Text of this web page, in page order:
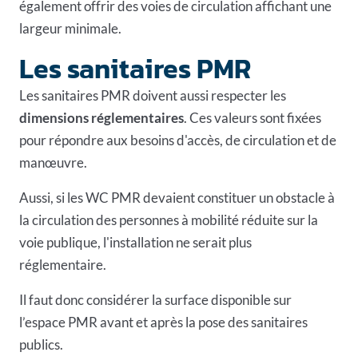
également offrir des voies de circulation affichant une
largeur minimale.
Les sanitaires PMR
Les sanitaires PMR doivent aussi respecter les
dimensions réglementaires. Ces valeurs sont fixées
pour répondre aux besoins d'accès, de circulation et de
manœuvre.
Aussi, si les WC PMR devaient constituer un obstacle à
la circulation des personnes à mobilité réduite sur la
voie publique, l'installation ne serait plus
réglementaire.
Il faut donc considérer la surface disponible sur
l’espace PMR avant et après la pose des sanitaires
publics.